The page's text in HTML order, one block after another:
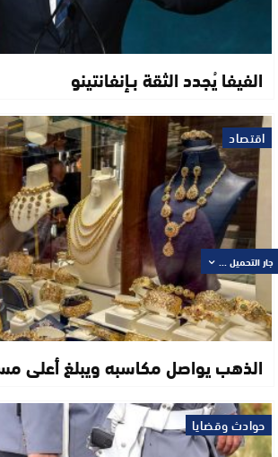
الفيفا يُجدد الثقة بـإنفانتينو
اقتصاد
الذهب يواصل مكاسبه ويبلغ أعلى
حوادث وقضايا
جار التحميل ...